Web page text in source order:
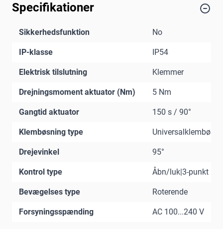
Specifikationer
Sikkerhedsfunktion No
IP-klasse IP54
Elektrisk tilslutning Klemmer
Drejningsmoment aktuator (Nm) 5 Nm
Gangtid aktuator 150 s / 90°
Klembøsning type
Drejevinkel 95°
Kontrol type Åbn/luk|3-punkt
Bevægelses type Roterende
Forsyningsspænding AC 100...240 V